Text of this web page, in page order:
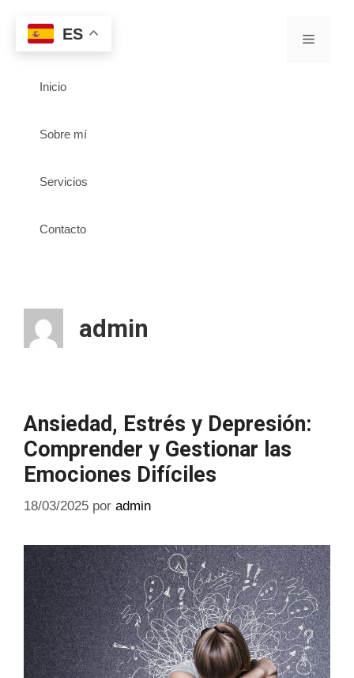
Inicio
Sobre mí
Servicios
Contacto
admin
Ansiedad, Estrés y Depresión:
Comprender y Gestionar las
Emociones Difíciles
18/03/2025 por admin
ES